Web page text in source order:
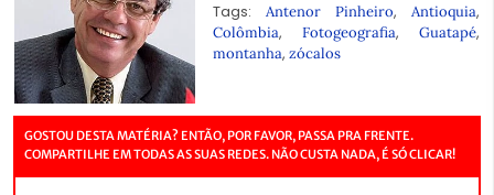
Tags: Antenor Pinheiro, Antioquia,
Colômbia, Fotogeografia, Guatapé,
montanha, zócalos
GOSTOU DESTA MATÉRIA? ENTÃO, POR FAVOR, PASSA PRA FRENTE.
COMPARTILHE EM TODAS AS SUAS REDES. NÃO CUSTA NADA, É SÓ CLICAR!